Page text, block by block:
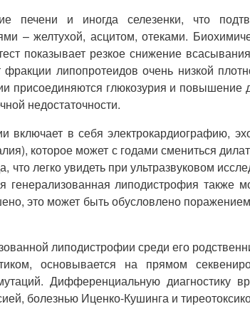
и иногда селезенки, что
– желтухой, асцитом, отеками.
показывает резкое снижение
липопротеидов очень низкой
глюкозурия и повышение
недостаточности.
включает в себя электрокардиографию,
которое может с годами смениться
легко увидеть при ультразвуковом
липодистрофия также
это может быть обусловлено
липодистрофии среди его
основывается на прямом
Дифференциальную диагностику
болезнью Иценко-Кушинга и